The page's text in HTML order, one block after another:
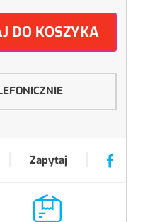
DO KOSZYKA
Zapytaj